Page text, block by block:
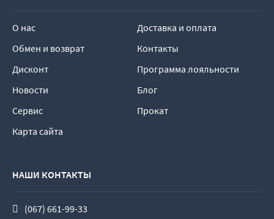
О нас
Доставка и оплата
Обмен и возврат
Контакты
Дисконт
Программа лояльности
Новости
Блог
Сервис
Прокат
Карта сайта
НАШИ КОНТАКТЫ
(067) 661-99-33